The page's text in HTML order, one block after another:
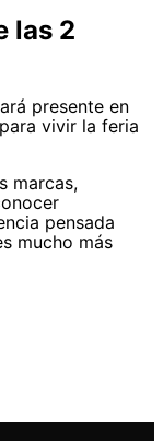
las 2
presente en
vivir la feria
marcas,
pensada
mucho más